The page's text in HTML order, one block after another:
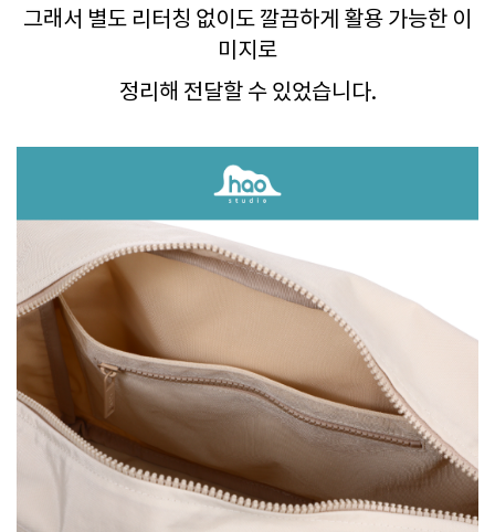
그래서 별도 리터칭 없이도 깔끔하게 활용 가능한 이
미지로
정리해 전달할 수 있었습니다.